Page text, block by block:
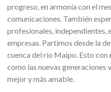
progreso, en armonía con el
comunicaciones. También
profesionales, independientes,
empresas. Partimos desde la
cuenca del río Maipo. Esto con
como las nuevas generaciones
mejor y más amable.